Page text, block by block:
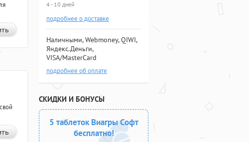
4 - 10 дней
подробнее о доставке
Наличными, Webmoney, QIWI,
Яндекс.Деньги,
VISA/MasterCard
подробнее об оплате
СКИДКИ И БОНУСЫ
5 таблеток Виагры Софт
бесплатно!